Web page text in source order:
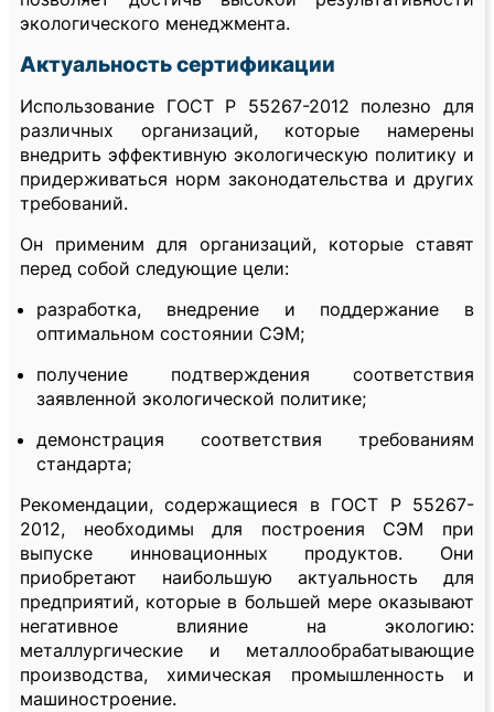
экологического менеджмента.
Актуальность сертификации
Использование ГОСТ Р 55267-2012 полезно для
различных организаций, которые намерены
внедрить эффективную экологическую политику и
придерживаться норм законодательства и других
требований.
Он применим для организаций, которые ставят
перед собой следующие цели:
разработка, внедрение и поддержание в
оптимальном состоянии СЭМ;
получение подтверждения соответствия
заявленной экологической политике;
демонстрация соответствия требованиям
стандарта;
Рекомендации, содержащиеся в ГОСТ Р 55267-
2012, необходимы для построения СЭМ при
выпуске инновационных продуктов. Они
приобретают наибольшую актуальность для
предприятий, которые в большей мере оказывают
негативное влияние на экологию:
металлургические и металлообрабатывающие
производства, химическая промышленность и
машиностроение.